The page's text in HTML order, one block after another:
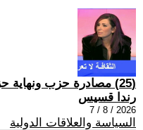
(25) مصادرة حزب ونهاية حزب: تركيا في نهاية حقبة
رندا قسيس
2026 / 8 / 7
السياسة والعلاقات الدولية